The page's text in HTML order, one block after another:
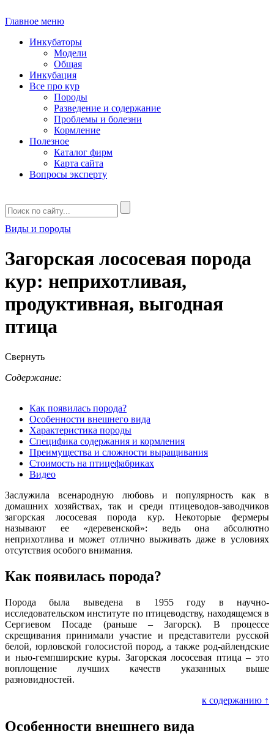
Главное меню
Инкубаторы
Модели
Общая
Инкубация
Все про кур
Породы
Разведение и содержание
Проблемы и болезни
Кормление
Полезное
Каталог фирм
Карта сайта
Вопросы эксперту
Виды и породы
Загорская лососевая порода
кур: неприхотливая,
продуктивная, выгодная
птица
Свернуть
Содержание:
Как появилась порода?
Особенности внешнего вида
Характеристика породы
Специфика содержания и кормления
Преимущества и сложности выращивания
Стоимость на птицефабриках
Видео
Заслужила всенародную любовь и популярность как в
домашних хозяйствах, так и среди птицеводов-заводчиков
загорская лососевая порода кур. Некоторые фермеры
называют ее «деревенской»: ведь она абсолютно
неприхотлива и может отлично выживать даже в условиях
отсутствия особого внимания.
Как появилась порода?
Порода была выведена в 1955 году в научно-
исследовательском институте по птицеводству, находящемся в
Сергиевом Посаде (раньше – Загорск). В процессе
скрещивания принимали участие и представители русской
белой, юрловской голосистой пород, а также род-айлендские
и нью-гемпширские куры. Загорская лососевая птица – это
воплощение лучших качеств указанных выше
разновидностей.
к содержанию ↑
Особенности внешнего вида